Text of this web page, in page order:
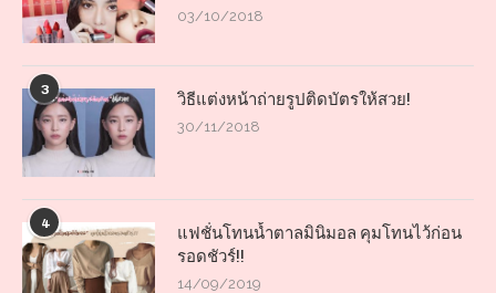
03/10/2018
3 วิธีแต่งหน้าถ่ายรูปติดบัตรให้สวย!
30/11/2018
4
แฟชั่นโทนน้ำตาลมินิมอล คุมโทนไว้ก่อน
รอดชัวร์!!
14/09/2019